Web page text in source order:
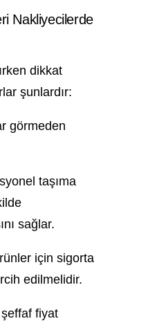
Nakliyecilerde
dikkat
şunlardır:
görmeden
taşıma
sağlar.
için sigorta
edilmelidir.
fiyat